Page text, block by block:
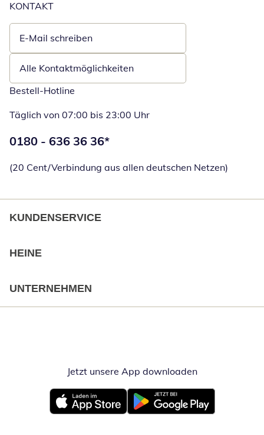
KONTAKT
E-Mail schreiben
Öffnet E-Mail-Client
Alle Kontaktmöglichkeiten
Bestell-Hotline
Täglich von 07:00 bis 23:00 Uhr
Telefonnummer:
0180 - 636 36 36*
(20 Cent/Verbindung aus allen deutschen Netzen)
KUNDENSERVICE
HEINE
UNTERNEHMEN
Jetzt unsere App downloadenÖffnet in
Öffnet in neuem FensterÖffnet in neuem Fenster